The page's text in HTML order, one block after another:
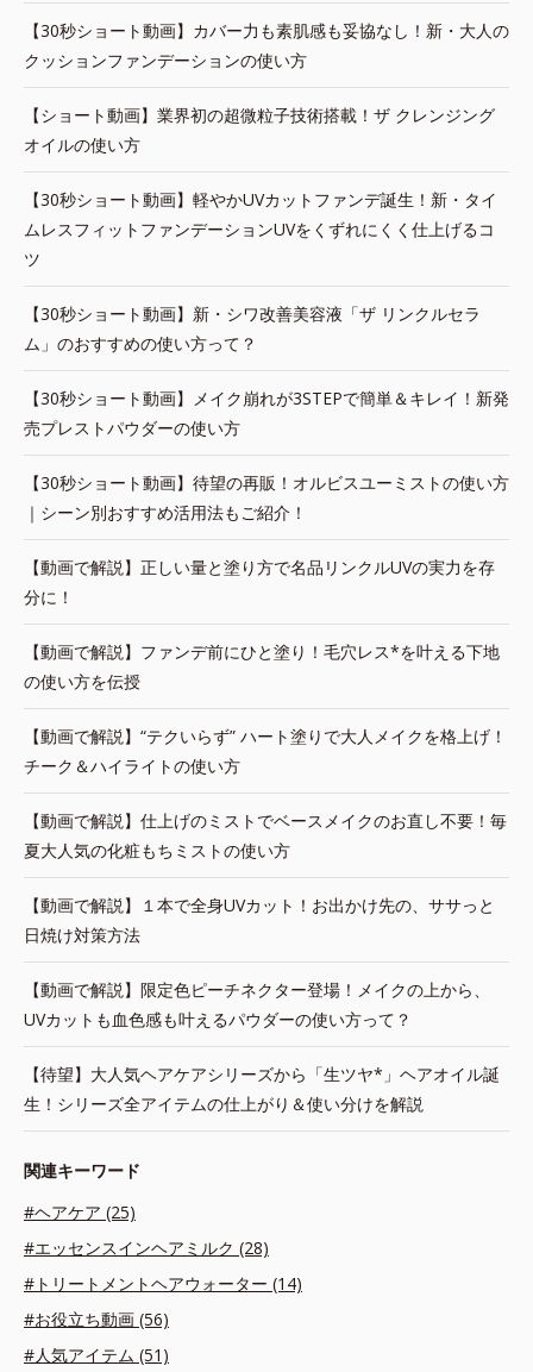
【30秒ショート動画】カバー力も素肌感も妥協なし！新・大人の
クッションファンデーションの使い方
【ショート動画】業界初の超微粒子技術搭載！ザ クレンジング
オイルの使い方
【30秒ショート動画】軽やかUVカットファンデ誕生！新・タイ
ムレスフィットファンデーションUVをくずれにくく仕上げるコ
ツ
【30秒ショート動画】新・シワ改善美容液「ザ リンクルセラ
ム」のおすすめの使い方って？
【30秒ショート動画】メイク崩れが3STEPで簡単＆キレイ！新発
売プレストパウダーの使い方
【30秒ショート動画】待望の再販！オルビスユーミストの使い方
｜シーン別おすすめ活用法もご紹介！
【動画で解説】正しい量と塗り方で名品リンクルUVの実力を存
分に！
【動画で解説】ファンデ前にひと塗り！毛穴レス*を叶える下地
の使い方を伝授
【動画で解説】“テクいらず” ハート塗りで大人メイクを格上げ！
チーク＆ハイライトの使い方
【動画で解説】仕上げのミストでベースメイクのお直し不要！毎
夏大人気の化粧もちミストの使い方
【動画で解説】１本で全身UVカット！お出かけ先の、ササっと
日焼け対策方法
【動画で解説】限定色ピーチネクター登場！メイクの上から、
UVカットも血色感も叶えるパウダーの使い方って？
【待望】大人気ヘアケアシリーズから「生ツヤ*」ヘアオイル誕
生！シリーズ全アイテムの仕上がり＆使い分けを解説
関連キーワード
#ヘアケア (25)
#エッセンスインヘアミルク (28)
#トリートメントヘアウォーター (14)
#お役立ち動画 (56)
#人気アイテム (51)